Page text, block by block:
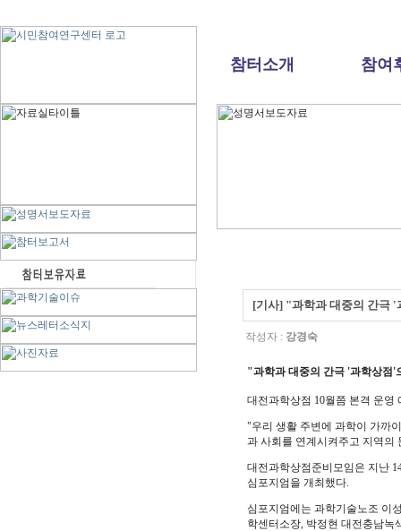
참터소개 참여
[기사] "과학과 대중의 간극
작성자 : 강경숙
"과학과 대중의 간극 '과학상점'
대전과학상점 10월쯤 본격 운영
"우리 생활 주변에 과학이 가까
과 사회를 연계시켜주고 지역의
대전과학상점준비모임은 지난
심포지엄을 개최했다.
심포지엄에는 과학기술노조 이
학센터소장, 박정현 대전충남녹